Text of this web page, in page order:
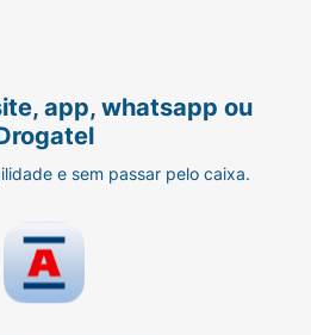
app, whatsapp ou
e sem passar pelo caixa.